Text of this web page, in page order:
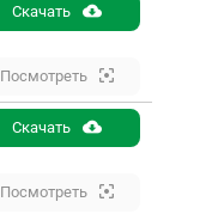
Скачать
Посмотреть
Скачать
Посмотреть